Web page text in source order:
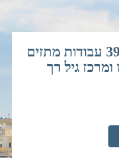
مناقصة- מכרז 39/2023 עבודות מתזים
גיל רך